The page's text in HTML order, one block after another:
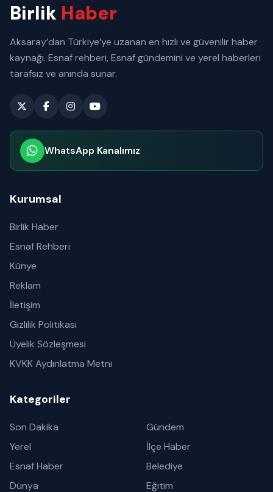
Birlik Haber
Aksaray’dan Türkiye’ye uzanan en hızlı ve güvenilir haber
kaynağı. Esnaf rehberi, Esnaf gündemini ve yerel haberleri
tarafsız ve anında sunar.
WhatsApp Kanalımız
Kurumsal
Birlik Haber
Esnaf Rehberi
Künye
Reklam
İletişim
Gizlilik Politikası
Üyelik Sözleşmesi
KVKK Aydınlatma Metni
Kategoriler
Son Dakika
Gündem
Yerel
İlçe Haber
Esnaf Haber
Belediye
Dünya
Eğitim